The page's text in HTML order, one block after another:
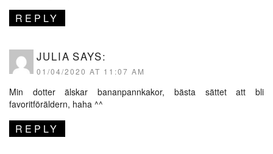
REPLY
JULIA SAYS:
01/04/2020 AT 11:07 AM
Min dotter älskar bananpannkakor, bästa sättet att bli
favoritföräldern, haha ^^
REPLY